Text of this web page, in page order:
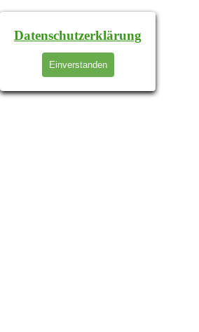
Datenschutzerklärung
Einverstanden